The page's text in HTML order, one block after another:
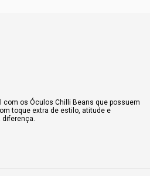
com os Óculos Chilli Beans que possuem
toque extra de estilo, atitude e
diferença.